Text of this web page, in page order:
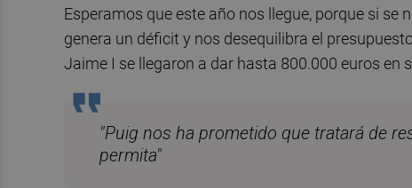
Esperamos que este año nos llegue, porque si se
genera un déficit y nos desequilibra el
Jaime I se llegaron a dar hasta 800.000 euros en
"Puig nos ha prometido que tratará de
permita"